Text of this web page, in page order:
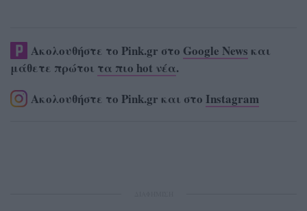
Ακολουθήστε το Pink.gr στο Google News και
μάθετε πρώτοι τα πιο hot νέα.
Ακολουθήστε το Pink.gr και στο Instagram